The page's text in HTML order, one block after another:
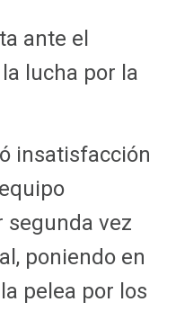
ante el
lucha por la
insatisfacción
segunda vez
poniendo en
pelea por los